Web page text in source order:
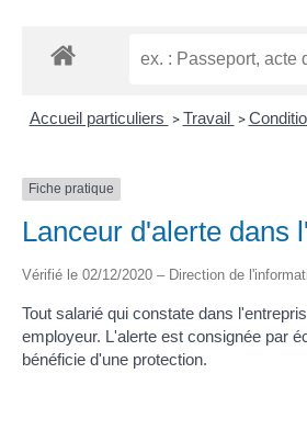
Accueil particuliers > Travail >
Fiche pratique
Lanceur d'alerte dans
Vérifié le 02/12/2020 – Direction de
Tout salarié qui constate dans
employeur. L'alerte est consignée par
bénéficie d'une protection.